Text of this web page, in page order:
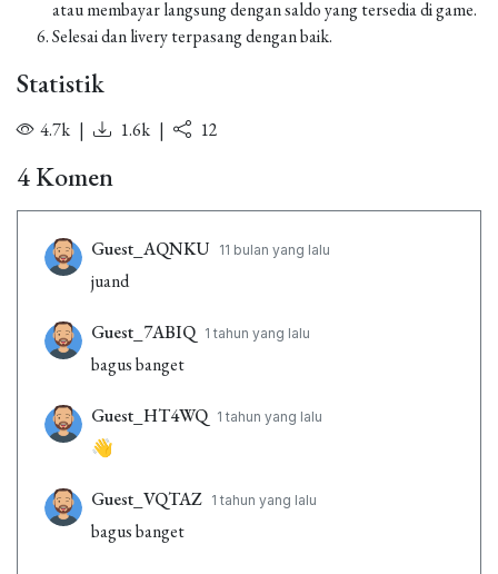
atau membayar langsung dengan saldo yang tersedia di game.
Selesai dan livery terpasang dengan baik.
Statistik
4.7k | 1.6k | 12
4 Komen
Guest_AQNKU 11 bulan yang lalu
juand
Guest_7ABIQ 1 tahun yang lalu
bagus banget
Guest_HT4WQ 1 tahun yang lalu
👋
Guest_VQTAZ 1 tahun yang lalu
bagus banget